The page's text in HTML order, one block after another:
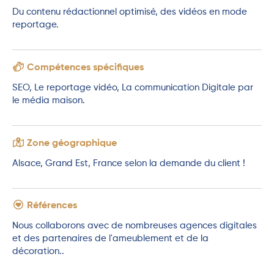
Du contenu rédactionnel optimisé, des vidéos en mode
reportage.
Compétences spécifiques
SEO, Le reportage vidéo, La communication Digitale par
le média maison.
Zone géographique
Alsace, Grand Est, France selon la demande du client !
Références
Nous collaborons avec de nombreuses agences digitales
et des partenaires de l'ameublement et de la
décoration..